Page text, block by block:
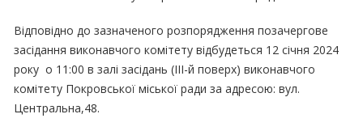
Відповідно до зазначеного розпорядження позачергове
засідання виконавчого комітету відбудеться 12 січня 2024
року о 11:00 в залі засідань (ІІІ-й поверх) виконавчого
комітету Покровської міської ради за адресою: вул.
Центральна,48.